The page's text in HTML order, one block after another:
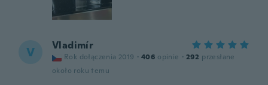
V Vladimír
Rok dołączenia 2019 · 406 opinie · 292 przesłane
około roku temu